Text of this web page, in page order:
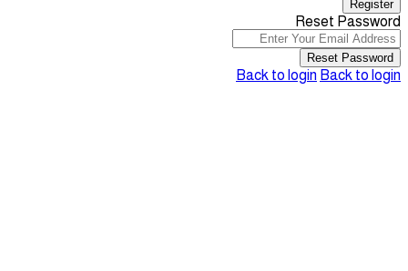
Register
Reset Password
Reset Password
Back to login Back to login